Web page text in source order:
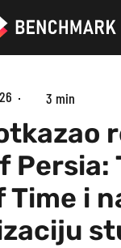
3 min
Persia:
Time i